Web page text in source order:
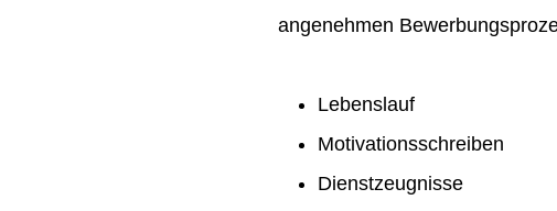
angenehmen
Lebenslauf
Motivationsschreiben
Dienstzeugnisse